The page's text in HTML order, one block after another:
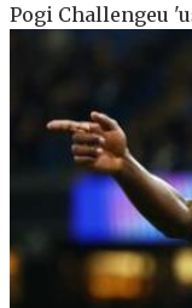
Pogi Challengeu